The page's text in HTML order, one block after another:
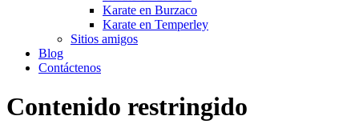
Karate en Burzaco
Karate en Temperley
Sitios amigos
Blog
Contáctenos
Contenido restringido